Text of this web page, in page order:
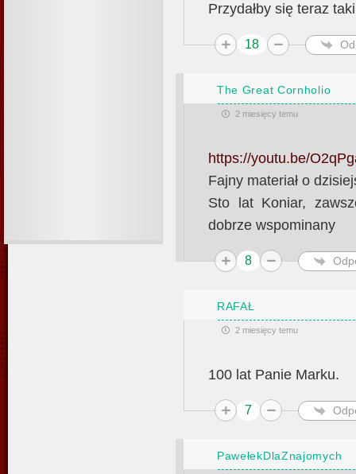
Przydałby się teraz
18
The Great Cornholio
2 miesięcy temu
https://youtu.be/
Fajny materiał o
Sto lat Koniar,
dobrze wspominany
8
RAFAŁ
2 miesięcy temu
100 lat Panie Marku.
7
PawełekDlaZnajomych